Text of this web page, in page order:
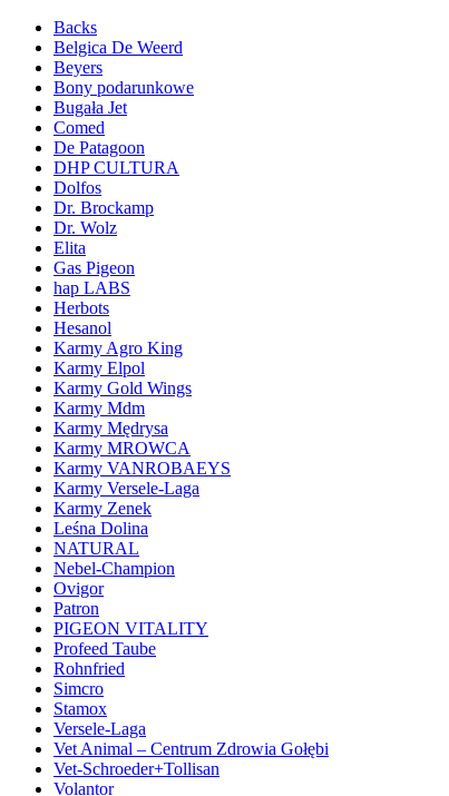
Backs
Belgica De Weerd
Beyers
Bony podarunkowe
Bugała Jet
Comed
De Patagoon
DHP CULTURA
Dolfos
Dr. Brockamp
Dr. Wolz
Elita
Gas Pigeon
hap LABS
Herbots
Hesanol
Karmy Agro King
Karmy Elpol
Karmy Gold Wings
Karmy Mdm
Karmy Mędrysa
Karmy MROWCA
Karmy VANROBAEYS
Karmy Versele-Laga
Karmy Zenek
Leśna Dolina
NATURAL
Nebel-Champion
Ovigor
Patron
PIGEON VITALITY
Profeed Taube
Rohnfried
Simcro
Stamox
Versele-Laga
Vet Animal – Centrum Zdrowia Gołębi
Vet-Schroeder+Tollisan
Volantor